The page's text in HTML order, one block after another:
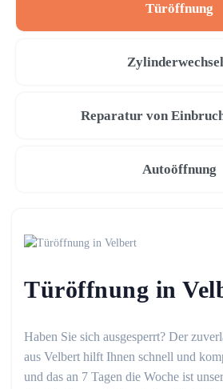
Türöffnung
Reparatur von
Autoöffnung
Türöffnung in
Haben Sie sich ausgesperrt? Der
aus Velbert hilft Ihnen schnell und
und das an 7 Tagen die Woche ist